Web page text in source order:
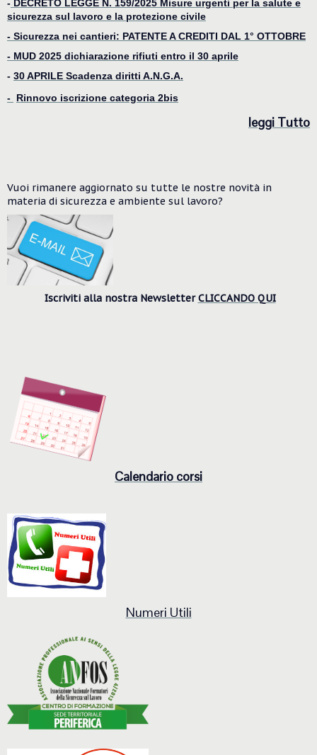
- DECRETO LEGGE N. 159/2025 Misure urgenti per la salute e
sicurezza sul lavoro e la protezione civile
- Sicurezza nei cantieri: PATENTE A CREDITI DAL 1° OTTOBRE
- MUD 2025 dichiarazione rifiuti entro il 30 aprile
- 30 APRILE Scadenza diritti A.N.G.A.
- Rinnovo iscrizione categoria 2bis
leggi Tutto
Vuoi rimanere aggiornato su tutte le nostre novità in
materia di sicurezza e ambiente sul lavoro?
Iscriviti alla nostra NewsletterCLICCANDO QUI
Calendario corsi
Numeri Utili